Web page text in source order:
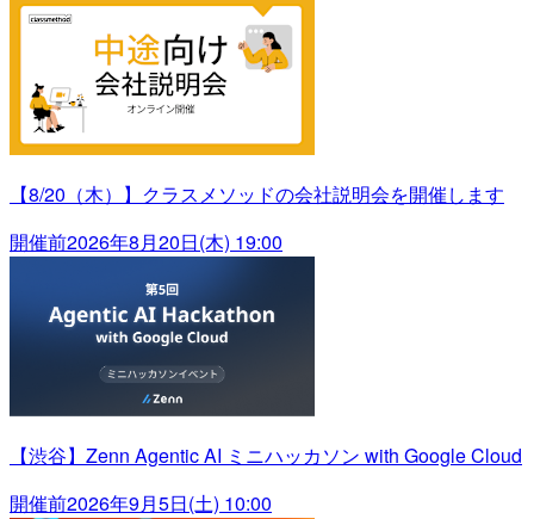
【8/20（木）】クラスメソッドの会社説明会を開催します
開催前2026年8月20日(木) 19:00
【渋谷】Zenn Agentic AI ミニハッカソン with Google Cloud
開催前2026年9月5日(土) 10:00